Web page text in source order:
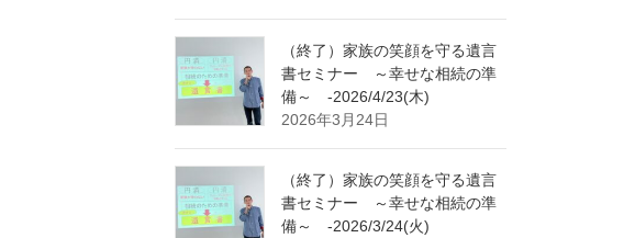
（終了）家族の笑顔を守る遺言
書セミナー ～幸せな相続の準
備～ -2026/4/23(木)
2026年3月24日
（終了）家族の笑顔を守る遺言
書セミナー ～幸せな相続の準
備～ -2026/3/24(火)